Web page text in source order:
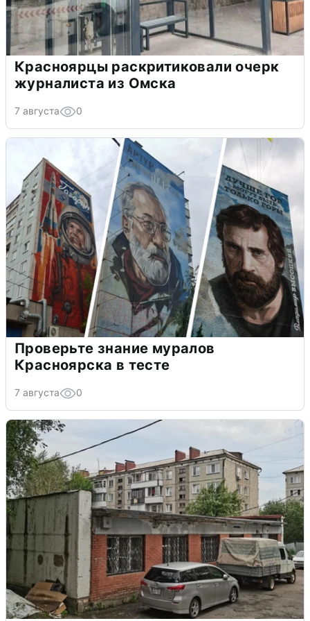
Красноярцы раскритиковали очерк
журналиста из Омска
7 августа 0
Проверьте знание муралов
Красноярска в тесте
7 августа 0